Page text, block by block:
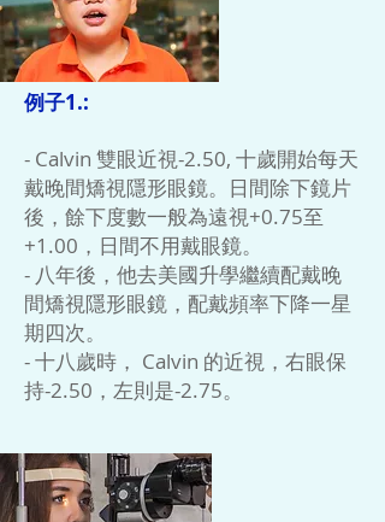
例子1.:
- Calvin 雙眼近視-2.50, 十歲開始每天
戴晚間矯視隱形眼鏡。日間除下鏡片
後，餘下度數一般為遠視+0.75至
+1.00，日間不用戴眼鏡。
- 八年後，他去美國升學繼續配戴晚
間矯視隱形眼鏡，配戴頻率下降一星
期四次。
- 十八歲時， Calvin 的近視，右眼保
持-2.50，左則是-2.75。